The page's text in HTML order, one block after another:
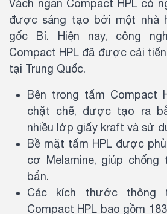
Vách ngăn Compact HPL có
được sáng tạo bởi một nhà
gốc Bỉ. Hiện nay, công
Compact HPL đã được cải
tại Trung Quốc.
Bên trong tấm Compact
chặt chẽ, được tạo ra
nhiều lớp giấy kraft và sử
Bề mặt tấm HPL được
cơ Melamine, giúp
bẩn.
Các kích thước thông
Compact HPL bao gồm